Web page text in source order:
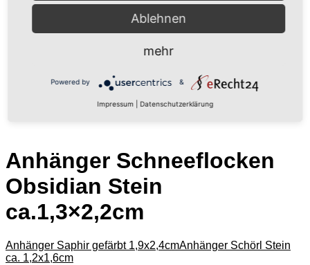
Usercentrics Consent Management
Anhänger Schneeflocken
Obsidian Stein
ca.1,3×2,2cm
Anhänger Saphir gefärbt 1,9x2,4cmAnhänger Schörl Stein
ca. 1,2x1,6cm
Ablehnen
mehr
Powered by &
Impressum Datenschutzerklärung